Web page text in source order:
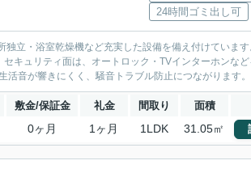
24時間ゴミ出し可
立・浴室乾燥機など充実した設備を備え付けていま
キュリティ面は、オートロック・TVインターホンな
音が響きにくく、騒音トラブル防止につながります
敷金/保証金 礼金 間取り 面積
0ヶ月 1ヶ月 1LDK 31.05㎡